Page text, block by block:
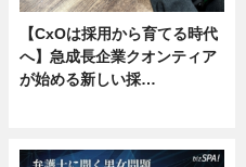
【CxOは採用から育てる時代
へ】急成長企業クオンティア
が始める新しい採…